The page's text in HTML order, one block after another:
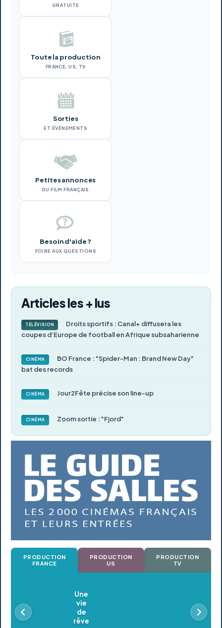
GRATUITE
Toute la production
FRANCE, US, TV
Sorties
ET ÉVÉNEMENTS
Petites annonces
DU FILM FRANÇAIS
Besoin d'aide ?
FOIRE AUX QUESTIONS
Articles les + lus
TÉLÉVISION
Droits sportifs : Canal+ diffusera les
coupes d’Europe de football en Afrique subsaharienne
CINÉMA
BO France : "Spider-Man : Brand New Day"
bat des records
CINÉMA Jour2Fête précise son line-up
CINÉMA Zoom sortie : "Fjord"
PRODUCTION
FRANCE
PRODUCTION
US
PRODUCTION
TV
Oldeupe
En postproduction